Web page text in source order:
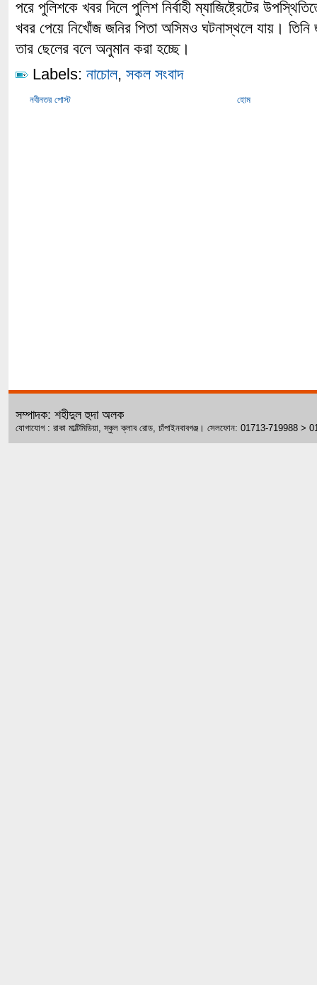
পরে পুলিশকে খবর দিলে পুলিশ নির্বাহী ম্যাজিষ্ট্রেটের
খবর পেয়ে নিখোঁজ জনির পিতা অসিমও ঘটনাস্থলে যায়। তিনি
তার ছেলের বলে অনুমান করা হচ্ছে।
Labels: নাচোল, সকল সংবাদ
নবীনতর পোস্ট হোম
সম্পাদক: শহীদুল হুদা অলক
যোগাযোগ : রাকা মাল্টিমিডিয়া, স্কুল ক্লাব রোড, চাঁপাইনবাবগঞ্জ। সেলফোন: 01713-